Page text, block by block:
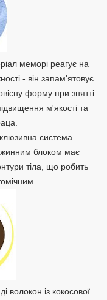
меморі реагує на
- він запам'ятовує
форму при знятті
м'якості та
система
блоком має
тіла, що робить
волокон із кокосової